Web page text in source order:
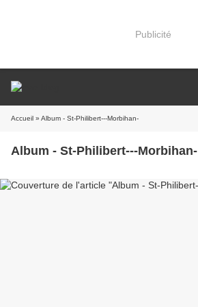
Publicité
Accueil » Album - St-Philibert---Morbihan-
Album - St-Philibert---Morbihan-